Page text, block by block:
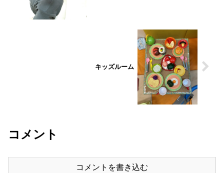
キッズルーム
コメント
コメントを書き込む